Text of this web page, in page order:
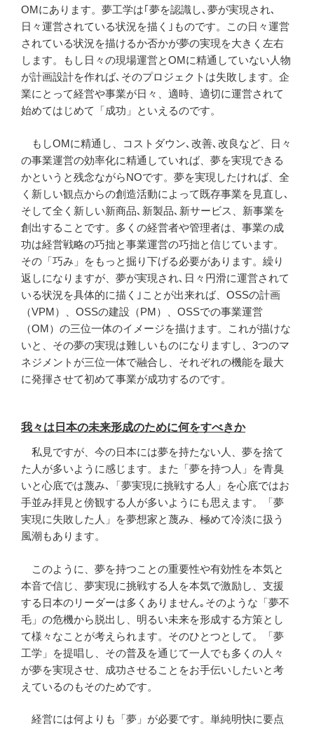
OMにあります。夢工学は｢夢を認識し､夢が実現され､
日々運営されている状況を描く｣ものです。この日々運営
されている状況を描けるか否かが夢の実現を大きく左右
します。もし日々の現場運営とOMに精通していない人物
が計画設計を作れば､そのプロジェクトは失敗します。企
業にとって経営や事業が日々、適時、適切に運営されて
始めてはじめて「成功」といえるのです。
もしOMに精通し、コストダウン､改善､改良など、日々
の事業運営の効率化に精通していれば、夢を実現できる
かというと残念ながらNOです。夢を実現したければ、全
く新しい観点からの創造活動によって既存事業を見直し､
そして全く新しい新商品､新製品､新サービス、新事業を
創出することです。多くの経営者や管理者は、事業の成
功は経営戦略の巧拙と事業運営の巧拙と信じています。
その「巧み」をもっと掘り下げる必要があります。繰り
返しになりますが、夢が実現され､日々円滑に運営されて
いる状況を具体的に描く｣ことが出来れば、OSSの計画
（VPM）、OSSの建設（PM）、OSSでの事業運営
（OM）の三位一体のイメージを描けます。これが描けな
いと、その夢の実現は難しいものになりますし、3つのマ
ネジメントが三位一体で融合し、それぞれの機能を最大
に発揮させて初めて事業が成功するのです。
我々は日本の未来形成のために何をすべきか
私見ですが、今の日本には夢を持たない人、夢を捨て
た人が多いように感じます。また「夢を持つ人」を青臭
いと心底では蔑み､「夢実現に挑戦する人」を心底ではお
手並み拝見と傍観する人が多いようにも思えます。「夢
実現に失敗した人」を夢想家と蔑み、極めて冷淡に扱う
風潮もあります。
このように、夢を持つことの重要性や有効性を本気と
本音で信じ、夢実現に挑戦する人を本気で激励し、支援
する日本のリーダーは多くありません｡そのような「夢不
毛」の危機から脱出し、明るい未来を形成する方策とし
て様々なことが考えられます。そのひとつとして。「夢
工学」を提唱し、その普及を通じて一人でも多くの人々
が夢を実現させ、成功させることをお手伝いしたいと考
えているのもそのためです。
経営には何よりも「夢」が必要です。単純明快に要点